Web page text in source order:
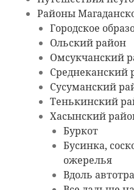
Районы
Городское
Ольский район
Омсукчанский
Среднеканский
Сусуманский
Тенькинский
Хасынский
Буркот
Бусинка,
ожерелья
Вдоль